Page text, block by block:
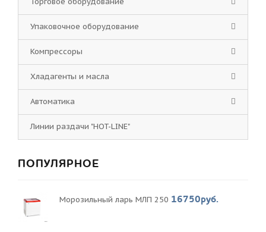
Упаковочное оборудование
Компрессоры
Хладагенты и масла
Автоматика
Линии раздачи "HOT-LINE"
ПОПУЛЯРНОЕ
Морозильный ларь МЛП 250 16750руб.